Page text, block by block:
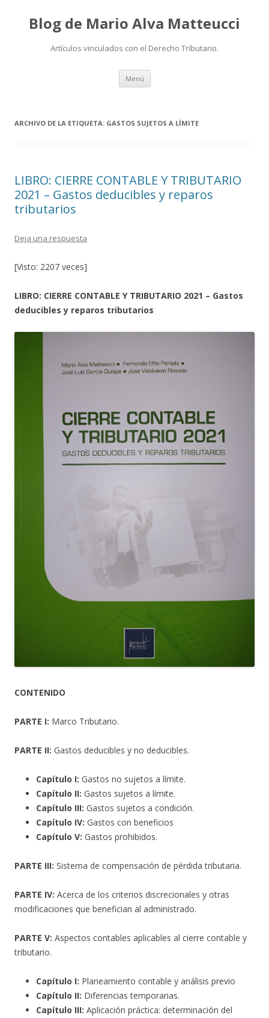
Blog de Mario Alva Matteucci
Artículos vinculados con el Derecho Tributario.
Menú Ir
contenido
ARCHIVO DE LA ETIQUETA: GASTOS SUJETOS A LÍMITE
LIBRO: CIERRE CONTABLE Y TRIBUTARIO
2021 – Gastos deducibles y reparos
tributarios
Deja una respuesta
[Visto: 2207 veces]
LIBRO: CIERRE CONTABLE Y TRIBUTARIO 2021 – Gastos
deducibles y reparos tributarios
CONTENIDO
PARTE I: Marco Tributario.
PARTE II: Gastos deducibles y no deducibles.
Capítulo I: Gastos no sujetos a límite.
Capítulo II: Gastos sujetos a límite.
Capítulo III: Gastos sujetos a condición.
Capítulo IV: Gastos con beneficios
Capítulo V: Gastos prohibidos.
PARTE III: Sistema de compensación de pérdida tributaria.
PARTE IV: Acerca de los criterios discrecionales y otras
modificaciones que benefician al administrado.
PARTE V: Aspectos contables aplicables al cierre contable y
tributario.
Capítulo I: Planeamiento contable y análisis previo
Capítulo II: Diferencias temporarias.
Capítulo III: Aplicación práctica: determinación del